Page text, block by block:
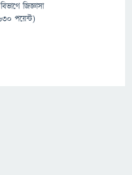
জিজ্ঞাসা
পয়েন্ট)